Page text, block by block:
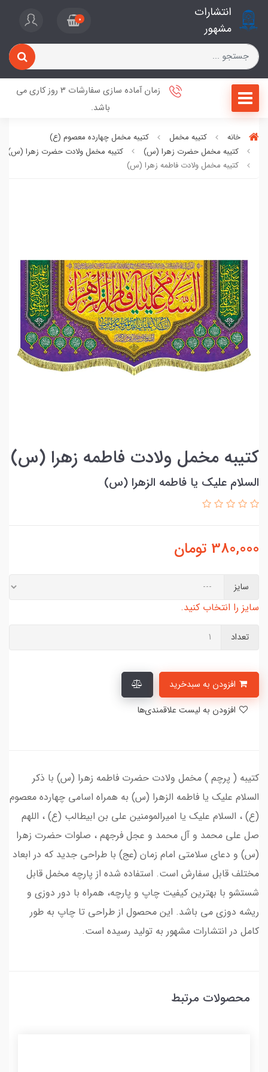
انتشارات
مشهور
0
زمان آماده سازی سفارشات 3 روز کاری می
باشد.
خانه کتیبه مخمل
کتیبه مخمل چهارده معصوم (ع)
کتیبه مخمل حضرت زهرا (س)
کتیبه مخمل ولادت حضرت زهرا (س)
کتیبه مخمل ولادت فاطمه زهرا (س)
کتیبه مخمل ولادت فاطمه زهرا (س)
السلام علیک یا فاطمه الزهرا (س)
380,000 تومان
سایز
سایز را انتخاب کنید.
تعداد
کتیبه ( پرچم ) مخمل ولادت حضرت فاطمه زهرا (س) با ذکر
السلام علیک یا فاطمه الزهرا (س) به همراه اسامی چهارده معصوم
(ع) ، السلام علیک یا امیرالمومنین علی بن ابیطالب (ع) ، اللهم
صل علی محمد و آل محمد و عجل فرجهم ، صلوات حضرت زهرا
(س) و دعای سلامتی امام زمان (عج) با طراحی جدید که در ابعاد
مختلف قابل سفارش است. استفاده شده از پارچه مخمل قابل
شستشو با بهترین کیفیت چاپ و پارچه، همراه با دور دوزی و
ریشه دوزی می باشد. این محصول از طراحی تا چاپ به طور
کامل در انتشارات مشهور به تولید رسیده است.
محصولات مرتبط